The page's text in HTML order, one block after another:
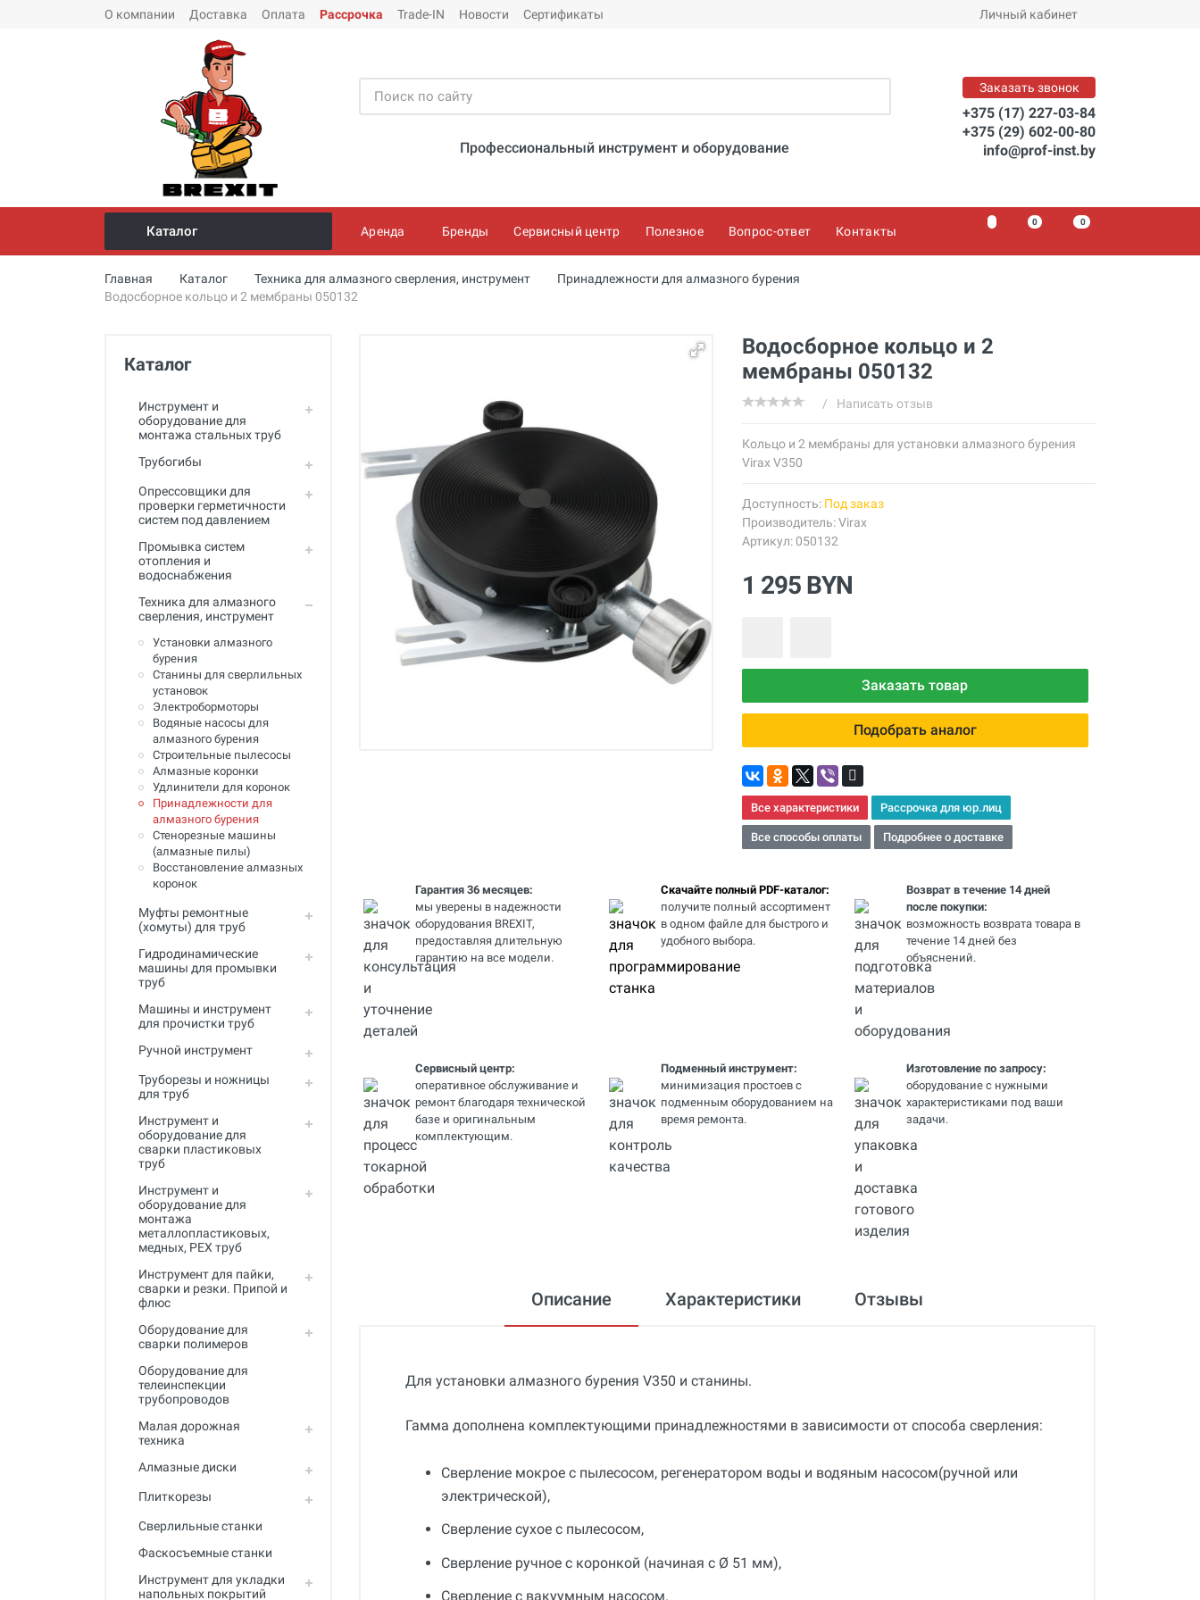
О компании Доставка Оплата Рассрочка Trade-IN Новости Сертификаты Личный кабинет
Профессиональный инструмент и оборудование
Заказать звонок
+375 (17) 227-03-84
+375 (29) 602-00-80
info@prof-inst.by
Инструмент и оборудование для
монтажа стальных труб
герметичности систем под
Промывка систем отопления и
водоснабжения
Техника для алмазного
сверления, инструмент
Муфты ремонтные (хомуты) для
труб
Гидродинамические машины
для промывки труб
Машины и инструмент для
прочистки труб
Ручной инструмент
Труборезы и ножницы для труб
Инструмент и оборудование для
сварки пластиковых труб
Инструмент и оборудование для
монтажа металлопластиковых,
медных, PEX труб
Инструмент для пайки, сварки и
резки. Припой и флюс
Оборудование для сварки
полимеров
Оборудование для
телеинспекции трубопроводов
Малая дорожная техника
Алмазные диски
Плиткорезы
Сверлильные станки
Фаскосъемные станки
Инструмент для укладки
напольных покрытий
Строительный инструмент и
оборудование
Полный каталог
Каталог Аренда Бренды Сервисный центр Полезное Вопрос-ответ Контакты
0 00
Главная Каталог Техника для алмазного сверления, инструмент
Принадлежности для алмазного бурения
Водосборное кольцо и 2 мембраны 050132
Каталог
Инструмент и
оборудование для
монтажа стальных труб
Трубогибы
Опрессовщики для
проверки герметичности
систем под давлением
Промывка систем
отопления и
водоснабжения
Техника для алмазного
сверления, инструмент
Установки алмазного
бурения
Станины для сверлильных
установок
Электробормоторы
Водяные насосы для
алмазного бурения
Строительные пылесосы
Алмазные коронки
Удлинители для коронок
Принадлежности для
алмазного бурения
Стенорезные машины
(алмазные пилы)
Восстановление алмазных
коронок
Муфты ремонтные
(хомуты) для труб
Гидродинамические
машины для промывки
труб
Машины и инструмент
для прочистки труб
Ручной инструмент
Труборезы и ножницы
для труб
Инструмент и
оборудование для
сварки пластиковых
труб
Инструмент и
оборудование для
монтажа
металлопластиковых,
медных, PEX труб
Инструмент для пайки,
сварки и резки. Припой и
флюс
Оборудование для
сварки полимеров
Оборудование для
телеинспекции
трубопроводов
Малая дорожная
техника
Алмазные диски
Плиткорезы
Сверлильные станки
Фаскосъемные станки
Инструмент для укладки
напольных покрытий
Водосборное кольцо и 2
мембраны 050132
/ Написать отзыв
Кольцо и 2 мембраны для установки алмазного бурения
Virax V350
Доступность: Под заказ
Производитель:Virax
Артикул: 050132
1 295 BYN
Заказать товар
Подобрать аналог
Все характеристики Рассрочка для юр.лиц
Все способы оплаты Подробнее о доставке
Гарантия 36 месяцев:
мы уверены в надежности
оборудования BREXIT,
предоставляя длительную
гарантию на все модели.
Скачайте полный PDF-каталог:
получите полный ассортимент
в одном файле для быстрого и
удобного выбора.
Возврат в течение 14 дней
после покупки:
возможность возврата товара в
течение 14 дней без
объяснений.
Сервисный центр:
оперативное обслуживание и
ремонт благодаря технической
базе и оригинальным
комплектующим.
Подменный инструмент:
минимизация простоев с
подменным оборудованием на
время ремонта.
Изготовление по запросу:
оборудование с нужными
характеристиками под ваши
задачи.
Описание Характеристики Отзывы
Для установки алмазного бурения V350 и станины.
Гамма дополнена комплектующими принадлежностями в зависимости от способа сверления:
Сверление мокрое с пылесосом, регенератором воды и водяным насосом(ручной или
электрической),
Сверление сухое с пылесосом,
Сверление ручное с коронкой (начиная с Ø 51 мм),
Сверление с вакуумным насосом.